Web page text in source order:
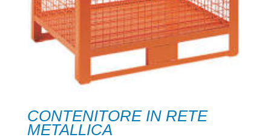
CONTENITORE IN RETE
METALLICA